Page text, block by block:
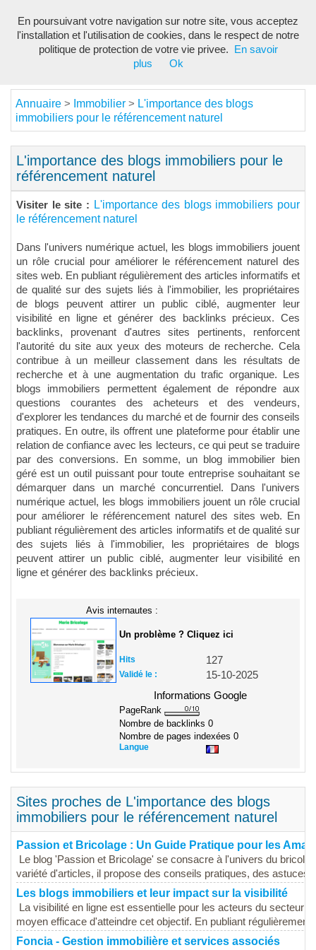
Annuaire > Immobilier > L'importance des blogs
immobiliers pour le référencement naturel
L'importance des blogs immobiliers pour le
référencement naturel
Visiter le site :
L'importance des blogs immobiliers pour
le référencement naturel
Dans l'univers numérique actuel, les blogs immobiliers jouent
un rôle crucial pour améliorer le référencement naturel des
sites web. En publiant régulièrement des articles informatifs et
de qualité sur des sujets liés à l'immobilier, les propriétaires
de blogs peuvent attirer un public ciblé, augmenter leur
visibilité en ligne et générer des backlinks précieux. Ces
backlinks, provenant d'autres sites pertinents, renforcent
l'autorité du site aux yeux des moteurs de recherche. Cela
contribue à un meilleur classement dans les résultats de
recherche et à une augmentation du trafic organique. Les
blogs immobiliers permettent également de répondre aux
questions courantes des acheteurs et des vendeurs,
d'explorer les tendances du marché et de fournir des conseils
pratiques. En outre, ils offrent une plateforme pour établir une
relation de confiance avec les lecteurs, ce qui peut se traduire
par des conversions. En somme, un blog immobilier bien
géré est un outil puissant pour toute entreprise souhaitant se
démarquer dans un marché concurrentiel. Dans l'univers
numérique actuel, les blogs immobiliers jouent un rôle crucial
pour améliorer le référencement naturel des sites web. En
publiant régulièrement des articles informatifs et de qualité sur
des sujets liés à l'immobilier, les propriétaires de blogs
peuvent attirer un public ciblé, augmenter leur visibilité en
ligne et générer des backlinks précieux.
Avis internautes :
Un problème ? Cliquez ici
Hits 127
Validé le :
15-10-2025
Informations Google
PageRank
Nombre de backlinks 0
Nombre de pages indexées 0
Langue
Sites proches de L'importance des blogs
immobiliers pour le référencement naturel
Passion et Bricolage : Un Guide Pratique pour les
Le blog 'Passion et Bricolage' se consacre à l'univers du
variété d'articles, il propose des conseils pratiques, des astuces
Les blogs immobiliers et leur impact sur la visibilité
La visibilité en ligne est essentielle pour les acteurs du secteur
moyen efficace d'atteindre cet objectif. En publiant régulièrement
Foncia - Gestion immobilière et services associés
En poursuivant votre navigation sur notre site, vous acceptez
l'installation et l'utilisation de cookies, dans le respect de notre
politique de protection de votre vie privee.
En savoir
plus
Ok